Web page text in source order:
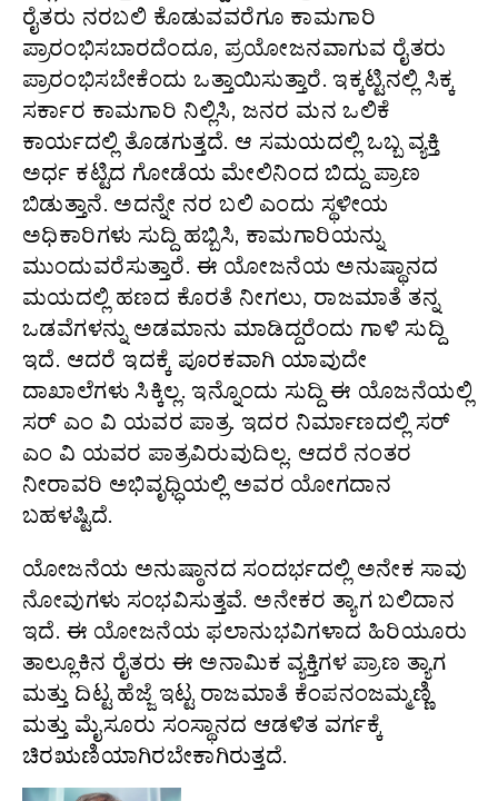
ರೈತರು ನರಬಲಿ ಕೊಡುವವರೆಗೂ ಕಾಮಗಾರಿ
ಪ್ರಾರಂಭಿಸಬಾರದೆಂದೂ, ಪ್ರಯೋಜನವಾಗುವ ರೈತರು
ಪ್ರಾರಂಭಿಸಬೇಕೆಂದು ಒತ್ತಾಯಿಸುತ್ತಾರೆ. ಇಕ್ಕಟ್ಟಿನಲ್ಲಿ ಸಿಕ್ಕ
ಸರ್ಕಾರ ಕಾಮಗಾರಿ ನಿಲ್ಲಿಸಿ, ಜನರ ಮನ ಒಲಿಕೆ
ಕಾರ್ಯದಲ್ಲಿ ತೊಡಗುತ್ತದೆ. ಆ ಸಮಯದಲ್ಲಿ ಒಬ್ಬ ವ್ಯಕ್ತಿ
ಅರ್ಧ ಕಟ್ಟಿದ ಗೋಡೆಯ ಮೇಲಿನಿಂದ ಬಿದ್ದು ಪ್ರಾಣ
ಬಿಡುತ್ತಾನೆ. ಅದನ್ನೇ ನರ ಬಲಿ ಎಂದು ಸ್ಥಳೀಯ
ಅಧಿಕಾರಿಗಳು ಸುದ್ದಿ ಹಬ್ಬಿಸಿ, ಕಾಮಗಾರಿಯನ್ನು
ಮುಂದುವರೆಸುತ್ತಾರೆ. ಈ ಯೋಜನೆಯ ಅನುಷ್ಥಾನದ
ಮಯದಲ್ಲಿ ಹಣದ ಕೊರತೆ ನೀಗಲು, ರಾಜಮಾತೆ ತನ್ನ
ಒಡವೆಗಳನ್ನು ಅಡಮಾನು ಮಾಡಿದ್ದರೆಂದು ಗಾಳಿ ಸುದ್ದಿ
ಇದೆ. ಆದರೆ ಇದಕ್ಕೆ ಪೂರಕವಾಗಿ ಯಾವುದೇ
ದಾಖಾಲೆಗಳು ಸಿಕ್ಕಿಲ್ಲ. ಇನ್ನೊಂದು ಸುದ್ದಿ ಈ ಯೊಜನೆಯಲ್ಲಿ
ಸರ್‌ ಎಂ ವಿ ಯವರ ಪಾತ್ರ. ಇದರ ನಿರ್ಮಾಣದಲ್ಲಿ ಸರ್
ಎಂ ವಿ ಯವರ ಪಾತ್ರವಿರುವುದಿಲ್ಲ. ಆದರೆ ನಂತರ
ನೀರಾವರಿ ಅಭಿವೃಧ್ಧಿಯಲ್ಲಿ ಅವರ ಯೋಗದಾನ
ಬಹಳಷ್ಟಿದೆ.
ಯೋಜನೆಯ ಅನುಷ್ಠಾನದ ಸಂದರ್ಭದಲ್ಲಿ ಅನೇಕ ಸಾವು
ನೋವುಗಳು ಸಂಭವಿಸುತ್ತವೆ. ಅನೇಕರ ತ್ಯಾಗ ಬಲಿದಾನ
ಇದೆ. ಈ ಯೋಜನೆಯ ಫಲಾನುಭವಿಗಳಾದ ಹಿರಿಯೂರು
ತಾಲ್ಲೂಕಿನ ರೈತರು ಈ ಅನಾಮಿಕ ವ್ಯಕ್ತಿಗಳ ಪ್ರಾಣ ತ್ಯಾಗ
ಮತ್ತು ದಿಟ್ಟ ಹೆಜ್ಜೆ ಇಟ್ಟ ರಾಜಮಾತೆ ಕೆಂಪನಂಜಮ್ಮಣ್ಣಿ
ಮತ್ತು ಮೈಸೂರು ಸಂಸ್ಥಾನದ ಆಡಳಿತ ವರ್ಗಕ್ಕೆ
ಚಿರಋಣಿಯಾಗಿರಬೇಕಾಗಿರುತ್ತದೆ.